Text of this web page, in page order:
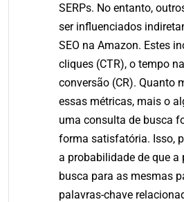
SERPs. No entanto,
ser influenciados
SEO na Amazon. Estes
cliques (CTR), o tempo
conversão (CR). Quanto
essas métricas, mais o
uma consulta de busca
forma satisfatória. Isso,
a probabilidade de que
busca para as mesmas
palavras-chave